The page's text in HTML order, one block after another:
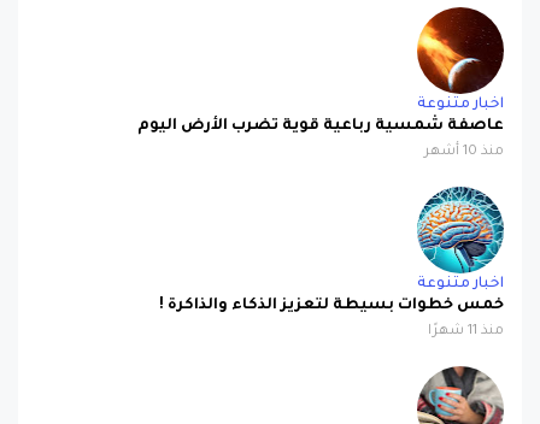
اخبار متنوعة
عاصفة شمسية رباعية قوية تضرب الأرض اليوم
منذ 10 أشهر
اخبار متنوعة
خمس خطوات بسيطة لتعزيز الذكاء والذاكرة !
منذ 11 شهرًا